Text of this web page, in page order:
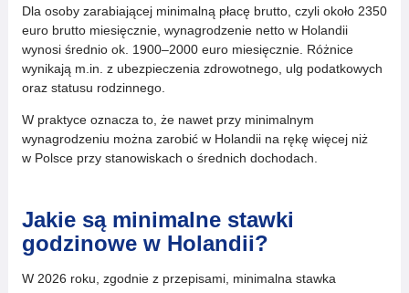
Dla osoby zarabiającej minimalną płacę brutto, czyli około 2350
euro brutto miesięcznie, wynagrodzenie netto w Holandii
wynosi średnio ok. 1900–2000 euro miesięcznie. Różnice
wynikają m.in. z ubezpieczenia zdrowotnego, ulg podatkowych
oraz statusu rodzinnego.
W praktyce oznacza to, że nawet przy minimalnym
wynagrodzeniu można zarobić w Holandii na rękę więcej niż
w Polsce przy stanowiskach o średnich dochodach.
Jakie są minimalne stawki
godzinowe w Holandii?
W 2026 roku, zgodnie z przepisami, minimalna stawka